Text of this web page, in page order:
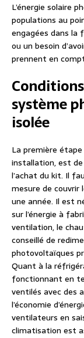
L’énergie solaire
populations au
engagées dans
ou un besoin
prennent en
système
isolée
La première étape
installation, est
l’achat du kit. Il
mesure de couvrir
une année. Il est
sur l’énergie à
ventilation, le
conseillé de
photovoltaïques
Quant à la
fonctionnant en
ventilés avec des
l’économie
ventilateurs en
climatisation est